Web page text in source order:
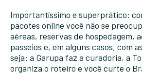
Importantíssimo e superprático:
pacotes online você não se
aéreas, reservas de hospedagem,
passeios e, em alguns casos, com
seja: a Garupa faz a curadoria, a
organiza o roteiro e você curte o